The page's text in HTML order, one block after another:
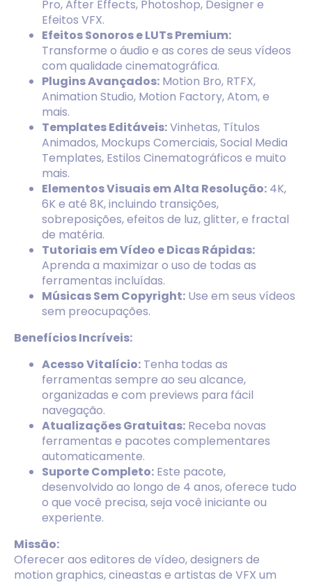
Pro, After Effects, Photoshop, Designer e
Efeitos VFX.
Efeitos Sonoros e LUTs Premium:
Transforme o áudio e as cores de seus vídeos
com qualidade cinematográfica.
Plugins Avançados: Motion Bro, RTFX,
Animation Studio, Motion Factory, Atom, e
mais.
Templates Editáveis:Vinhetas, Títulos
Animados, Mockups Comerciais, Social Media
Templates, Estilos Cinematográficos e muito
mais.
Elementos Visuais em Alta Resolução: 4K,
6K e até 8K, incluindo transições,
sobreposições, efeitos de luz, glitter, e fractal
de matéria.
Tutoriais em Vídeo e Dicas Rápidas:
Aprenda a maximizar o uso de todas as
ferramentas incluídas.
Músicas Sem Copyright: Use em seus vídeos
sem preocupações.
Benefícios Incríveis:
Acesso Vitalício: Tenha todas as
ferramentas sempre ao seu alcance,
organizadas e com previews para fácil
navegação.
Atualizações Gratuitas: Receba novas
ferramentas e pacotes complementares
automaticamente.
Suporte Completo: Este pacote,
desenvolvido ao longo de 4 anos, oferece tudo
o que você precisa, seja você iniciante ou
experiente.
Missão:
Oferecer aos editores de vídeo, designers de
motion graphics, cineastas e artistas de VFX um